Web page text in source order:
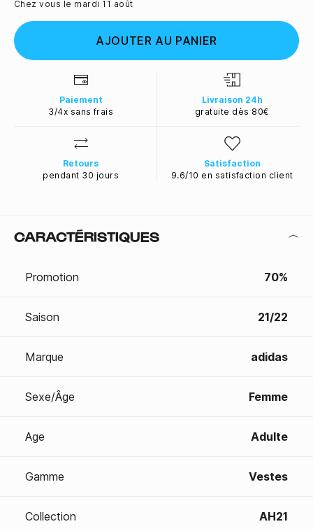
Chez vous le mardi 11 août
AJOUTER AU PANIER
Paiement
3/4x sans frais
Livraison 24h
gratuite dès 80€
Retours
pendant 30 jours
Satisfaction
9.6/10 en satisfaction client
CARACTÉRISTIQUES
Promotion 70%
Saison 21/22
Marque adidas
Sexe/Âge Femme
Age Adulte
Gamme Vestes
Collection AH21